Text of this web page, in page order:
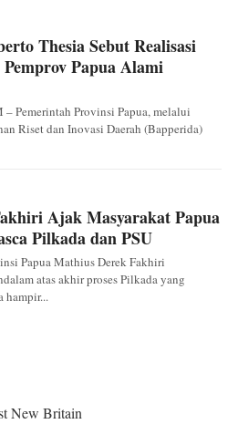
Thesia Sebut Realisasi
Papua Alami
Pemerintah Provinsi Papua, melalui
Riset dan Inovasi Daerah (Bapperida)
Ajak Masyarakat Papua
Pilkada dan PSU
Papua Mathius Derek Fakhiri
atas akhir proses Pilkada yang
hampir...
New Britain